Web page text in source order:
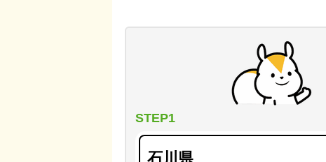
STEP1